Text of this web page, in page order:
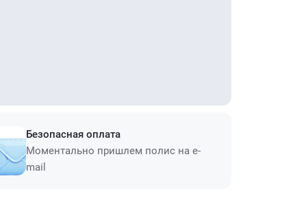
Безопасная оплата
Моментально пришлем полис на e-
mail